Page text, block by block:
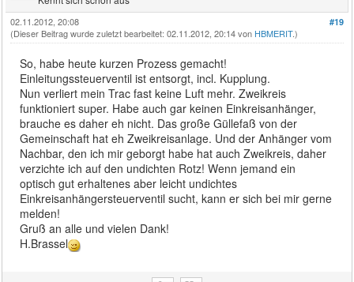
#19
02.11.2012, 20:08
(Dieser Beitrag wurde zuletzt bearbeitet: 02.11.2012, 20:14 von HBMERIT.)
So, habe heute kurzen Prozess gemacht!
Einleitungssteuerventil ist entsorgt, incl. Kupplung.
Nun verliert mein Trac fast keine Luft mehr. Zweikreis
funktioniert super. Habe auch gar keinen Einkreisanhänger,
brauche es daher eh nicht. Das große Güllefaß von der
Gemeinschaft hat eh Zweikreisanlage. Und der Anhänger vom
Nachbar, den ich mir geborgt habe hat auch Zweikreis, daher
verzichte ich auf den undichten Rotz! Wenn jemand ein
optisch gut erhaltenes aber leicht undichtes
Einkreisanhängersteuerventil sucht, kann er sich bei mir gerne
melden!
Gruß an alle und vielen Dank!
H.Brassel